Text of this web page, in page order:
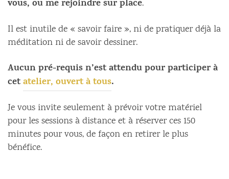
vous, ou me rejoindre surplace.
Il est inutile de « savoir faire », ni de pratiquer déjà la
méditation ni de savoir dessiner.
Aucun pré-requis n’est attendu pour participer à
cetatelier, ouvert à tous.
Je vous invite seulement à prévoir votre matériel
pour les sessions à distance et à réserver ces 150
minutes pour vous, de façon en retirer le plus
bénéfice.